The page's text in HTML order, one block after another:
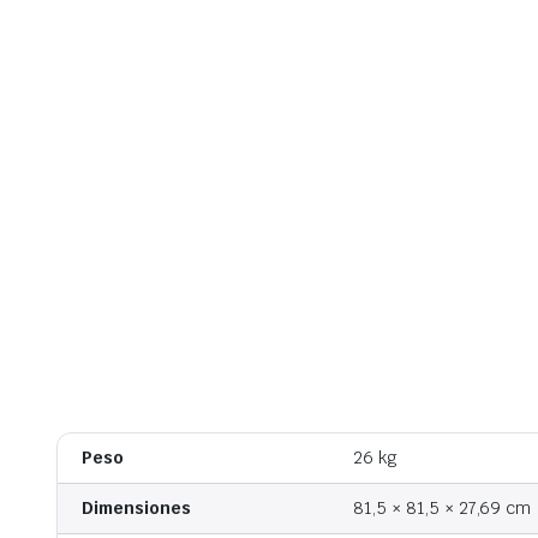
Peso 26 kg
Dimensiones 81,5 × 81,5 × 27,69 cm